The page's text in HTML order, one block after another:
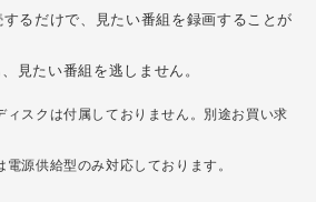
るだけで、見たい番組を録画することが
見たい番組を逃しません。
スクは付属しておりません。別途お買い求
源供給型のみ対応しております。